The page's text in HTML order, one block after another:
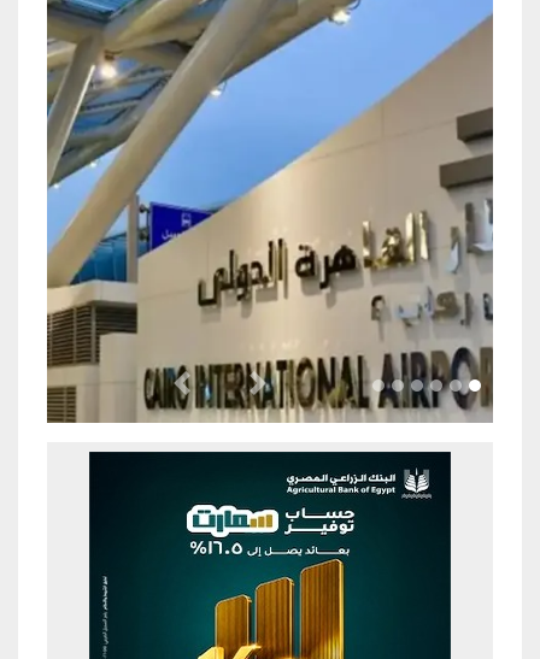
Previous Next